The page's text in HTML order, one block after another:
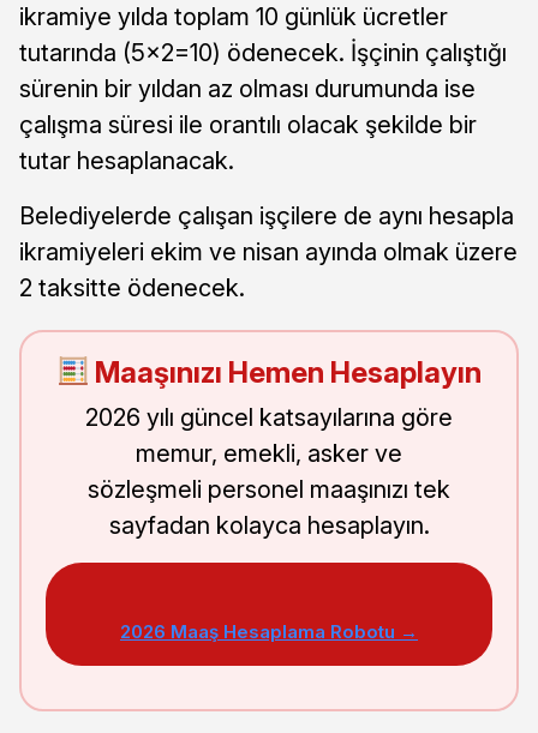
ikramiye yılda toplam 10 günlük ücretler
tutarında (5×2=10) ödenecek. İşçinin çalıştığı
sürenin bir yıldan az olması durumunda ise
çalışma süresi ile orantılı olacak şekilde bir
tutar hesaplanacak.
Belediyelerde çalışan işçilere de aynı hesapla
ikramiyeleri ekim ve nisan ayında olmak üzere
2 taksitte ödenecek.
Maaşınızı Hemen Hesaplayın
2026 yılı güncel katsayılarına göre
memur, emekli, asker ve
sözleşmeli personel maaşınızı tek
sayfadan kolayca hesaplayın.
2026 Maaş Hesaplama Robotu →